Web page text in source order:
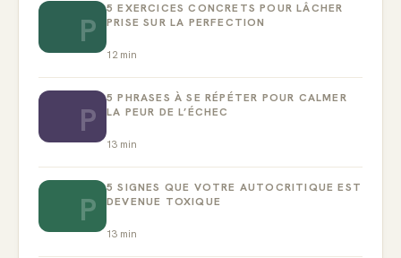
P
5 EXERCICES CONCRETS POUR LÂCHER
PRISE SUR LA PERFECTION
12min
P
5 PHRASES À SE RÉPÉTER POUR CALMER
LA PEUR DE L’ÉCHEC
13 min
P
5 SIGNES QUE VOTRE AUTOCRITIQUE EST
DEVENUE TOXIQUE
13 min